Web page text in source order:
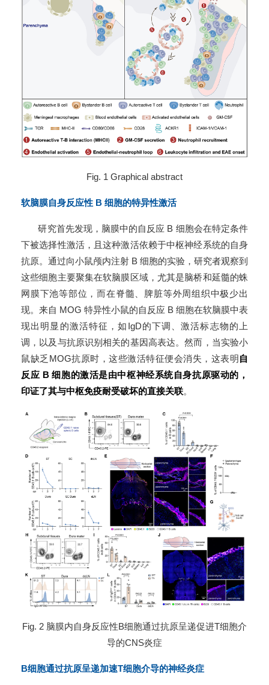
Fig. 1 Graphical abstract
软脑膜自身反应性 B 细胞的特异性激活
研究首先发现，脑膜中的自反应 B 细胞会在特定条件
下被选择性激活，且这种激活依赖于中枢神经系统的自身
抗原。通过向小鼠颅内注射 B 细胞的实验，研究者观察到
这些细胞主要聚集在软脑膜区域，尤其是脑桥和延髓的蛛
网膜下池等部位，而在脊髓、脾脏等外周组织中极少出
现。来自 MOG 特异性小鼠的自反应 B 细胞在软脑膜中表
现出明显的激活特征，如IgD的下调、激活标志物的上
调，以及与抗原识别相关的基因高表达。然而，当实验小
鼠缺乏MOG抗原时，这些激活特征便会消失，这表明 自
反应 B 细胞的激活是由中枢神经系统自身抗原驱动的，
印证了其与中枢免疫耐受破坏的直接关联。
Fig. 2 脑膜内自身反应性B细胞通过抗原呈递促进T细胞介
导的CNS炎症
B细胞通过抗原呈递加速T细胞介导的神经炎症